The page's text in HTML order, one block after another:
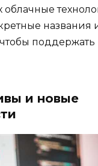
названия
и новые